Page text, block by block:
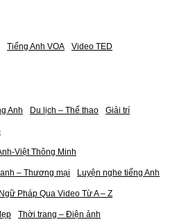
Tiếng Anh VOA Video TED
Anh Du lịch – Thể thao Giải trí
Việt Thông Minh
– Thương mại Luyện nghe tiếng Anh
Pháp Qua Video Từ A – Z
Thời trang – Điện ảnh